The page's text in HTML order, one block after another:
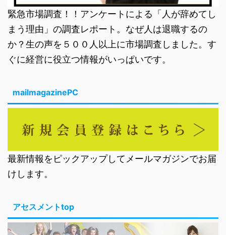
緊急市場調査！！アンケートによる「人が辞めてし
まう理由」の調査レポート。なぜ人は退職するの
か？生の声を５００人以上に市場調査しました。す
ぐに経営に役立つ情報がいっぱいです。
mailmagazinePC
最新情報をピックアップしてメールマガジンでお届
けします。
アセスメントtop